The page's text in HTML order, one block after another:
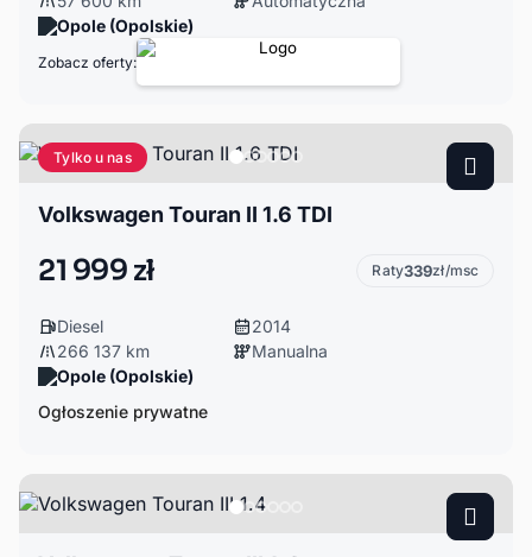
Opole (Opolskie)
Zobacz oferty:
Tylko u nas
Volkswagen Touran II 1.6 TDI
21 999 zł Raty339zł/msc
Diesel
2014
266 137 km
Manualna
Opole (Opolskie)
Ogłoszenie prywatne